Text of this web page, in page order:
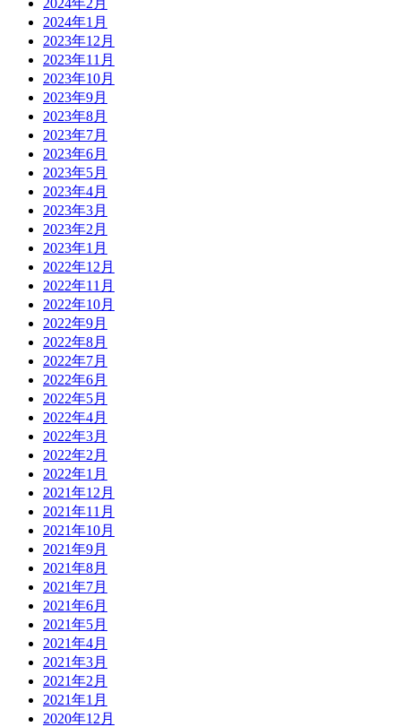
2024年2月
2024年1月
2023年12月
2023年11月
2023年10月
2023年9月
2023年8月
2023年7月
2023年6月
2023年5月
2023年4月
2023年3月
2023年2月
2023年1月
2022年12月
2022年11月
2022年10月
2022年9月
2022年8月
2022年7月
2022年6月
2022年5月
2022年4月
2022年3月
2022年2月
2022年1月
2021年12月
2021年11月
2021年10月
2021年9月
2021年8月
2021年7月
2021年6月
2021年5月
2021年4月
2021年3月
2021年2月
2021年1月
2020年12月